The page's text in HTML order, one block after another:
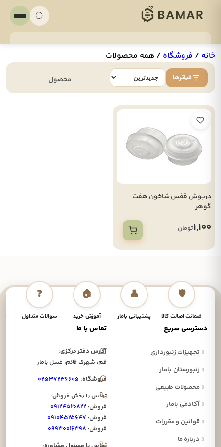
خانه/ فروشگاه/ همه محصولات
فیلترها
درپوش قفس شاخون هفت
گوهر
1,100تومان
🛡️
ضمانت اصالت کالا
👤
پشتیبانی بامار
🏠
آموزش خرید
❓
سوالات متداول
دسترسی سریع
»تجهیزات زنبورداری
»زنبورستان بامار
»محصولات طبیعی
»آکادمی بامار
»قوانین و مقررات
»درباره ما
تماس با ما
آدرس دفتر مرکزی:
قم، شهرک قائم، عسل بامار
فروشگاه: ۰۲۵۳۷۲۳۶۶۰۵
تماس با بخش فروش:
فروش: ۰۹۱۲۴۵۲۰۸۲۲
فروش: ۰۹۱۰۴۵۲۵۶۴۷
فروش: ۰۹۹۳۰۰۱۶۳۹۸